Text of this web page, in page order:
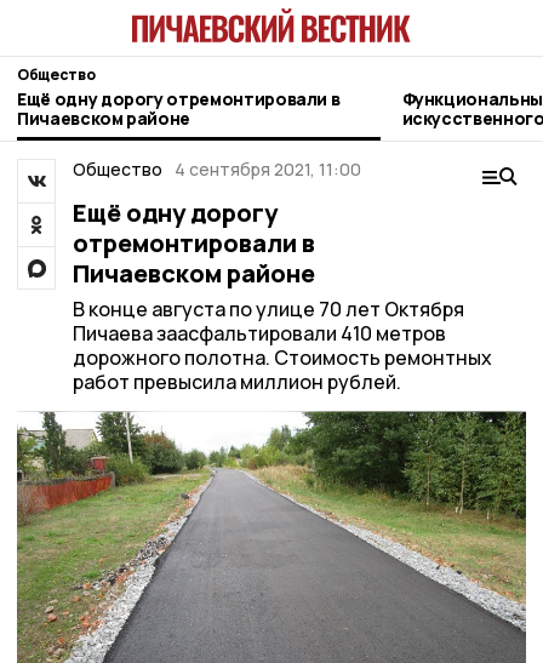
Общество
Ещё одну дорогу отремонтировали в
Пичаевском районе
жительница
Общество
4 сентября 2021, 11:00
Ещё одну дорогу
отремонтировали в
Пичаевском районе
В конце августа по улице 70 лет Октября
Пичаева заасфальтировали 410 метров
дорожного полотна. Стоимость ремонтных
работ превысила миллион рублей.